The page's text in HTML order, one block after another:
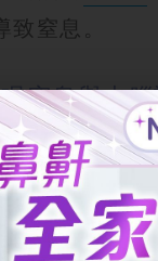
窒息。
窒息與大
少見，問題
的呼吸指令
曾受創傷、